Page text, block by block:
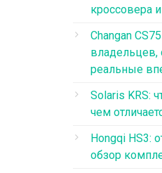
кроссовера
Changan
владельцев,
реальные
Solaris KRS:
чем
Hongqi HS3:
обзор